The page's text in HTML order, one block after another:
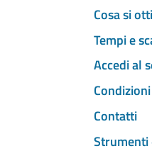
Cosa si
Tempi e
Accedi al
Contatti